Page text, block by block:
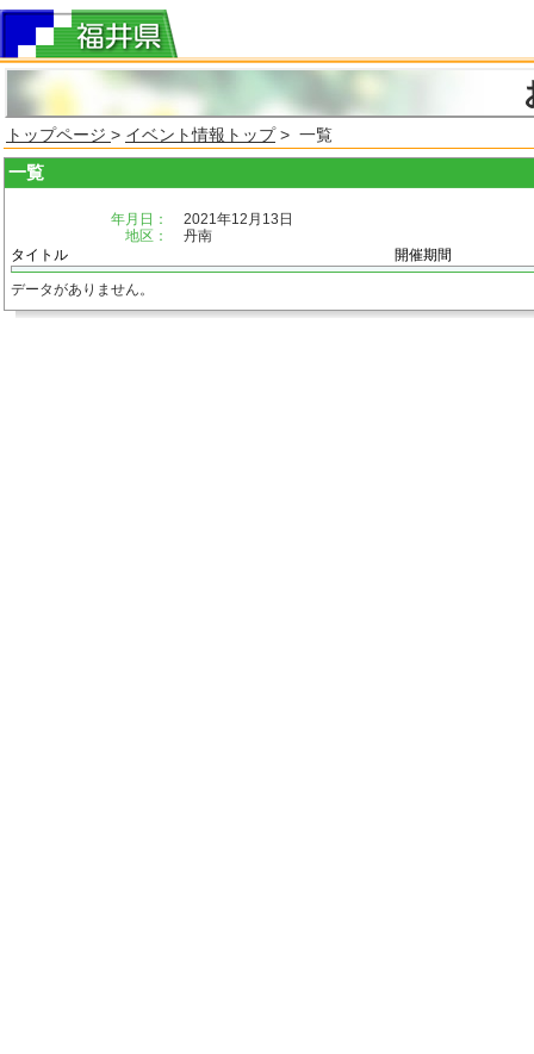
トップページ > イベント情報トップ> 一覧
一覧
年月日：
2021年12月13日
地区：
丹南
タイトル
開催期間
データがありません。